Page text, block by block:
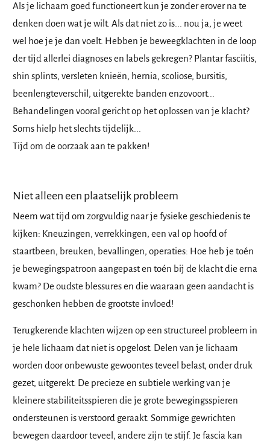
Als je lichaam goed functioneert kun je zonder erover na te
denken doen wat je wilt. Als dat niet zo is... nou ja, je weet
wel hoe je je dan voelt. Hebben je beweegklachten in de loop
der tijd allerlei diagnoses en labels gekregen? Plantar fasciitis,
shin splints, versleten knieën, hernia, scoliose, bursitis,
beenlengteverschil, uitgerekte banden enzovoort...
Behandelingen vooral gericht op het oplossen van je klacht?
Soms hielp het slechts tijdelijk...
Tijd om de oorzaak aan te pakken!
Niet alleen een plaatselijk probleem
Neem wat tijd om zorgvuldig naar je fysieke geschiedenis te
kijken: Kneuzingen, verrekkingen, een val op hoofd of
staartbeen, breuken, bevallingen, operaties: Hoe heb je toén
je bewegingspatroon aangepast en toén bij de klacht die erna
kwam? De oudste blessures en die waaraan geen aandacht is
geschonken hebben de grootste invloed!
Terugkerende klachten wijzen op een structureel probleem in
je hele lichaam dat niet is opgelost. Delen van je lichaam
worden door onbewuste gewoontes teveel belast, onder druk
gezet, uitgerekt. De precieze en subtiele werking van je
kleinere stabiliteitsspieren die je grote bewegingsspieren
ondersteunen is verstoord geraakt. Sommige gewrichten
bewegen daardoor teveel, andere zijn te stijf. Je fascia kan